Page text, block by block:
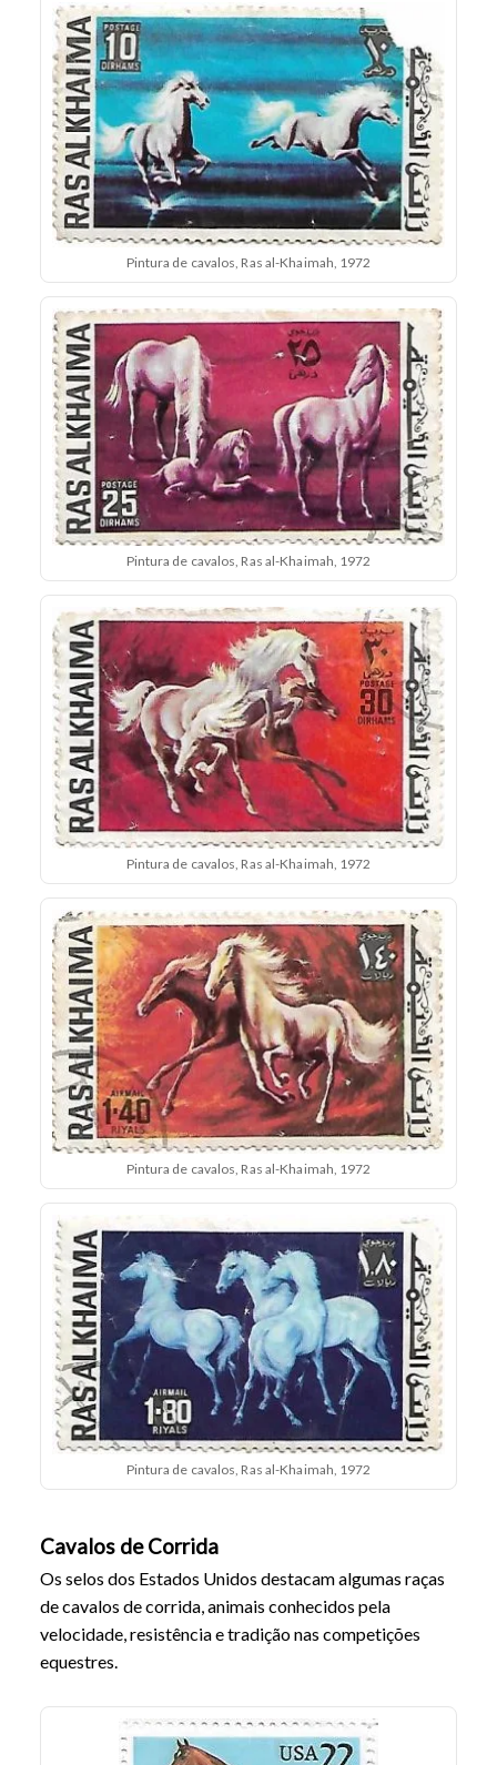
Pintura de cavalos, Ras al-Khaimah, 1972
Pintura de cavalos, Ras al-Khaimah, 1972
Pintura de cavalos, Ras al-Khaimah, 1972
Pintura de cavalos, Ras al-Khaimah, 1972
Pintura de cavalos, Ras al-Khaimah, 1972
Cavalos de Corrida
Os selos dos Estados Unidos destacam algumas raças
de cavalos de corrida, animais conhecidos pela
velocidade, resistência e tradição nas competições
equestres.